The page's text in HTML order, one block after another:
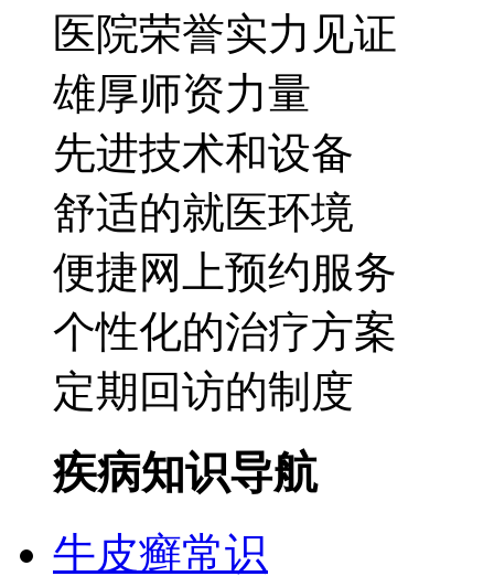
医院荣誉实力见证
雄厚师资力量
先进技术和设备
舒适的就医环境
便捷网上预约服务
个性化的治疗方案
定期回访的制度
疾病知识导航
牛皮癣常识